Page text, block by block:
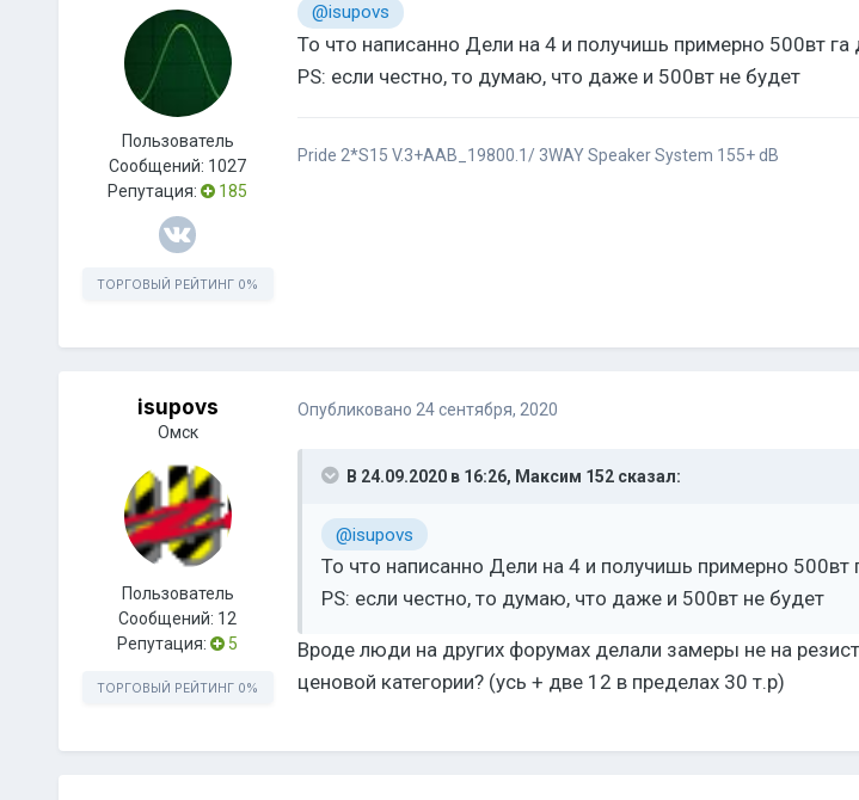
Пользователь
Сообщений: 1027
Репутация:
185
ТОРГОВЫЙ РЕЙТИНГ 0%
@isupovs
То что написанно Дели на 4 и получишь примерно 500вт
PS: если честно, то думаю, что даже и 500вт не будет
Pride 2*S15 V.3+AAB_19800.1/ 3WAY Speaker System 155+ dB
isupovs
Омск
Пользователь
Сообщений: 12
Репутация:
5
ТОРГОВЫЙ РЕЙТИНГ 0%
Опубликовано 24 сентября, 2020
В 24.09.2020 в 16:26, Максим 152сказал:
@isupovs
То что написанно Дели на 4 и получишь примерно 500вт
PS: если честно, то думаю, что даже и 500вт не будет
Вроде люди на других форумах делали замеры не на
ценовой категории? (усь + две 12 в пределах 30 т.р)